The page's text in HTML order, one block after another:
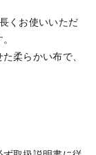
くお使いいただ
柔らかい布で、